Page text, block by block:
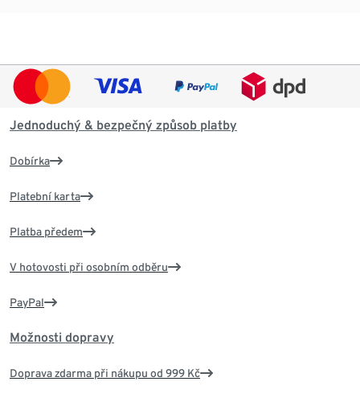
Jednoduchý & bezpečný způsob platby
Dobírka
Platební karta
Platba předem
V hotovosti při osobním odběru
PayPal
Možnosti dopravy
Doprava zdarma při nákupu od 999 Kč